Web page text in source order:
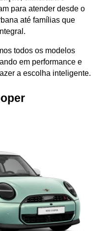
para atender desde o
até famílias que
todos os modelos
em performance e
a escolha inteligente.